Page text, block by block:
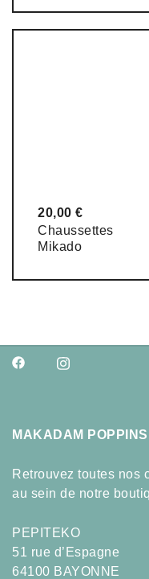
20,00 €
Chaussettes
Mikado
MAKADAM POPPINS
Retrouvez toutes nos
au sein de notre
PEPITEKO
51 rue d’Espagne
64100 BAYONNE